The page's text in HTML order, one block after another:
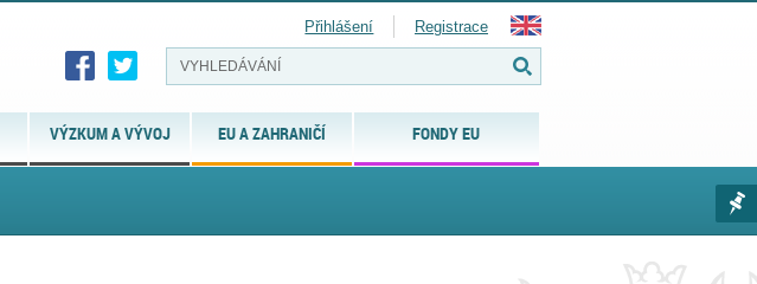
VÝZKUM A VÝVOJ EU A ZAHRANIČÍ FONDY EU
Přihlášení Registrace